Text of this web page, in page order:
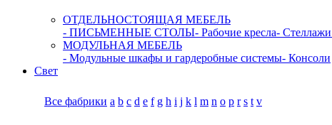
ОТДЕЛЬНОСТОЯЩАЯ МЕБЕЛЬ
- ПИСЬМЕННЫЕ СТОЛЫ- Рабочие кресла-
МОДУЛЬНАЯ МЕБЕЛЬ
- Модульные шкафы и гардеробные системы- Консоли
Свет
Все фабрики a b c d e f g h i j k l m n o p r s t v